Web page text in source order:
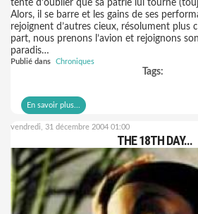
tente d’oublier que sa patrie lui tourne
Alors, il se barre et les gains de ses
rejoignent d’autres cieux, résolument plus
part, nous prenons l’avion et rejoignons
paradis…
Publié dans Chroniques
Tags:
En savoir plus...
vendredi, 31 décembre 2004 01:00
THE 18TH DAY...